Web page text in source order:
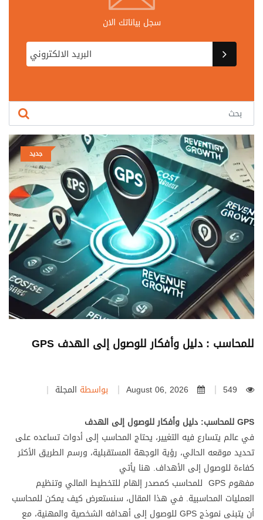
سجل بياناتك الان
جديد
GPS للمحاسب : دليل وأفكار للوصول إلى الهدف
بواسطة المجلة August 06, 2026 549
GPS للمحاسب: دليل وأفكار للوصول إلى الهدف
في عالم يتسارع فيه التغيير، يحتاج المحاسب إلى أدوات تساعده على
تحديد موقعه الحالي، رؤية الوجهة المستقبلية، ورسم الطريق الأكثر
كفاءة للوصول إلى الأهداف. هنا يأتي
مفهوم GPS للمحاسب كمصدر إلهام للتخطيط المالي وتنظيم
العمليات المحاسبية. في هذا المقال، سنستعرض كيف يمكن للمحاسب
أن يتبنى نموذج GPS للوصول إلى أهدافه الشخصية والمهنية، مع